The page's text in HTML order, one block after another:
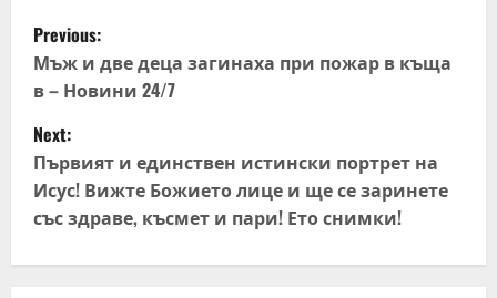
P
o
s
t
n
a
Previous:
Мъж и две деца загинаха при пожар в къща
в – Новини 24/7
Next:
Първият и единствен истински портрет на
Исус! Вижте Божието лице и ще се заринете
със здраве, късмет и пари! Ето снимки!